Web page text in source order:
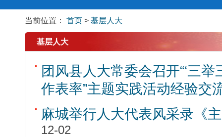
当前位置： 首页 > 基层人大
基层人大
团风县人大常委会召开“‘三
作表率”主题实践活动经验交
麻城举行人大代表风采录《
12-02